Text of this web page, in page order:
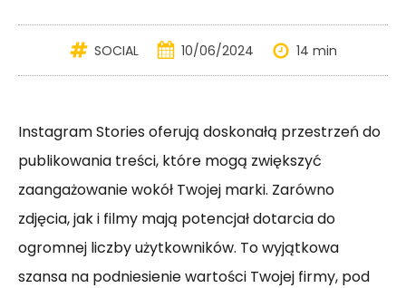
SOCIAL 10/06/2024 14 min
Instagram Stories oferują doskonałą przestrzeń do
publikowania treści, które mogą zwiększyć
zaangażowanie wokół Twojej marki. Zarówno
zdjęcia, jak i filmy mają potencjał dotarcia do
ogromnej liczby użytkowników. To wyjątkowa
szansa na podniesienie wartości Twojej firmy, pod